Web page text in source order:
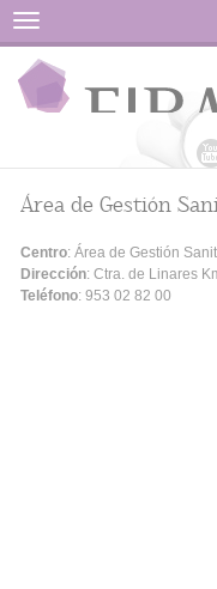
Menu
Área de Gestión
Centro: Área de Gestión
Dirección: Ctra. de Linares
Teléfono: 953 02 82 00